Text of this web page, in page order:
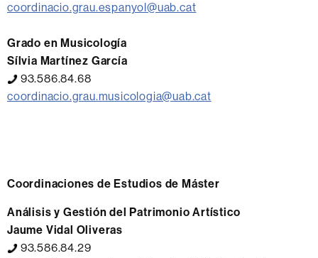
coordinacio.grau.espanyol@uab.cat
Grado en Musicología
Sílvia Martínez García
93.586.84.68
coordinacio.grau.musicologia@uab.cat
Coordinaciones de Estudios de Máster
Análisis y Gestión del Patrimonio Artístico
Jaume Vidal Oliveras
93.586.84.29